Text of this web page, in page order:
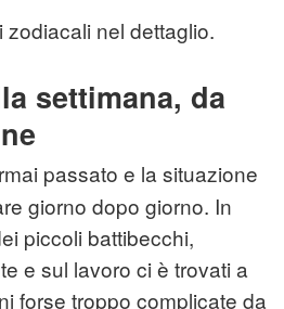
nel dettaglio.
settimana, da
passato e la situazione
giorno dopo giorno. In
piccoli battibecchi,
e sul lavoro ci è trovati a
forse troppo complicate da